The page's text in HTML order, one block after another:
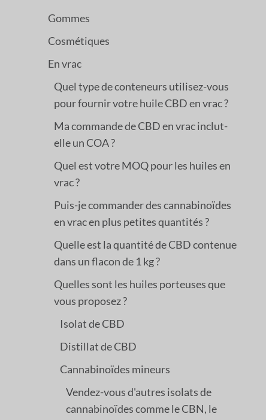
Gommes
Cosmétiques
En vrac
Quel type de conteneurs utilisez-vous
pour fournir votre huile CBD en vrac ?
Ma commande de CBD en vrac inclut-
elle un COA ?
Quel est votre MOQ pour les huiles en
vrac ?
Puis-je commander des cannabinoïdes
en vrac en plus petites quantités ?
Quelle est la quantité de CBD contenue
dans un flacon de 1 kg ?
Quelles sont les huiles porteuses que
vous proposez ?
Isolat de CBD
Distillat de CBD
Cannabinoïdes mineurs
Vendez-vous d'autres isolats de
cannabinoïdes comme le CBN, le